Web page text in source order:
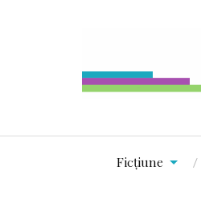
Ficțiune